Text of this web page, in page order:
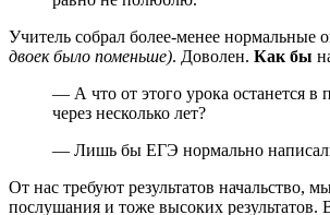
Учитель собрал более-менее нормальные
двоек было поменьше). Доволен. Как бы
— А что от этого урока останется в
через несколько лет?
— Лишь бы ЕГЭ нормально
От нас требуют результатов начальство,
послушания и тоже высоких результатов.